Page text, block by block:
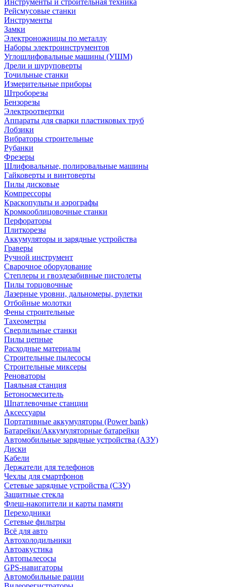
Инструменты и строительная техника
Рейсмусовые станки
Инструменты
Замки
Электроножницы по металлу
Наборы электроинструментов
Углошлифовальные машины (УШМ)
Дрели и шуруповерты
Точильные станки
Измерительные приборы
Штроборезы
Бензорезы
Электроотвертки
Аппараты для сварки пластиковых труб
Лобзики
Вибраторы строительные
Рубанки
Фрезеры
Шлифовальные, полировальные машины
Гайковерты и винтоверты
Пилы дисковые
Компрессоры
Краскопульты и аэрографы
Кромкооблицовочные станки
Перфораторы
Плиткорезы
Аккумуляторы и зарядные устройства
Граверы
Ручной инструмент
Сварочное оборудование
Степлеры и гвоздезабивные пистолеты
Пилы торцовочные
Лазерные уровни, дальномеры, рулетки
Отбойные молотки
Фены строительные
Тахеометры
Сверлильные станки
Пилы цепные
Расходные материалы
Строительные пылесосы
Строительные миксеры
Реноваторы
Паяльная станция
Бетоносмеситель
Шпатлевочные станции
Аксессуары
Портативные аккумуляторы (Power bank)
Батарейки/Аккумуляторные батарейки
Автомобильные зарядные устройства (АЗУ)
Диски
Кабели
Держатели для телефонов
Чехлы для смартфонов
Сетевые зарядные устройства (СЗУ)
Защитные стекла
Флеш-накопители и карты памяти
Переходники
Сетевые фильтры
Всё для авто
Автохолодильники
Автоакустика
Автопылесосы
GPS-навигаторы
Автомобильные рации